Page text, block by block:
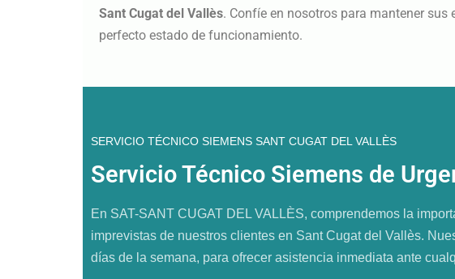
Sant Cugat del Vallès. Confíe en nosotros para mantener sus
perfecto estado de funcionamiento.
SERVICIO TÉCNICO SIEMENS SANT CUGAT DEL VALLÈS
Servicio Técnico Siemens de
En SAT-SANT CUGAT DEL VALLÈS, comprendemos la
imprevistas de nuestros clientes en Sant Cugat del Vallès.
días de la semana, para ofrecer asistencia inmediata ante